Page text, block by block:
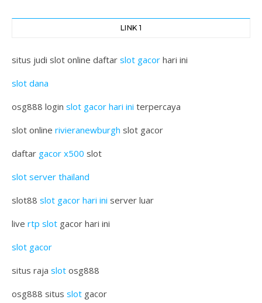
LINK 1
situs judi slot online daftar slot gacor hari ini
slot dana
osg888 login slot gacor hari ini terpercaya
slot online rivieranewburgh slot gacor
daftar gacor x500 slot
slot server thailand
slot88 slot gacor hari ini server luar
live rtp slot gacor hari ini
slot gacor
situs raja slot osg888
osg888 situs slot gacor